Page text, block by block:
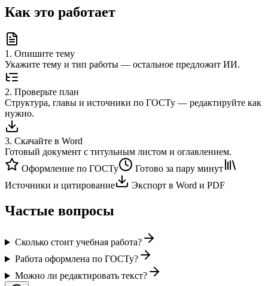
Как это работает
1. Опишите тему
Укажите тему и тип работы — остальное предложит ИИ.
2. Проверьте план
Структура, главы и источники по ГОСТу — редактируйте как
нужно.
3. Скачайте в Word
Готовый документ с титульным листом и оглавлением.
Оформление по ГОСТу
Готово за пару минут
Источники и цитирование
Экспорт в Word и PDF
Частые вопросы
Сколько стоит учебная работа?
Работа оформлена по ГОСТу?
Можно ли редактировать текст?